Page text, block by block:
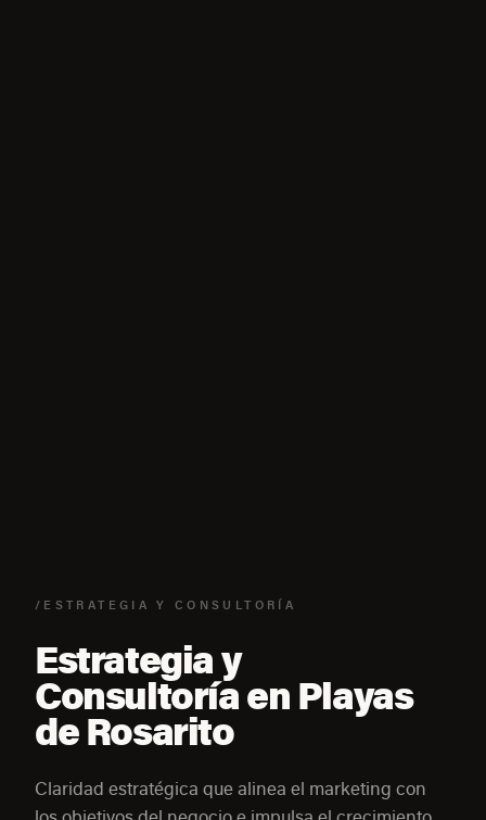
/ESTRATEGIA Y CONSULTORÍA
Estrategia y
Consultoría en Playas
de Rosarito
Claridad estratégica que alinea el marketing con